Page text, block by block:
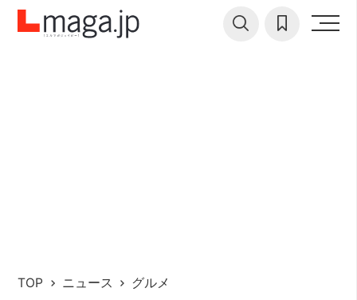
TOP ニュース グルメ